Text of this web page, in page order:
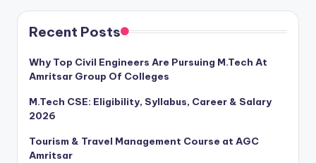
Recent Posts
Why Top Civil Engineers Are Pursuing M.Tech At
Amritsar Group Of Colleges
M.Tech CSE: Eligibility, Syllabus, Career & Salary
2026
Tourism & Travel Management Course at AGC
Amritsar